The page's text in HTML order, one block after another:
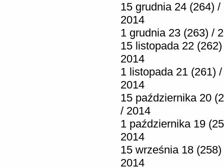
15 grudnia 24 (264) /
2014
1 grudnia 23 (263) /
15 listopada 22
2014
1 listopada 21 (261) /
2014
15 października 20
/ 2014
1 października 19
2014
15 września 18 (258)
2014